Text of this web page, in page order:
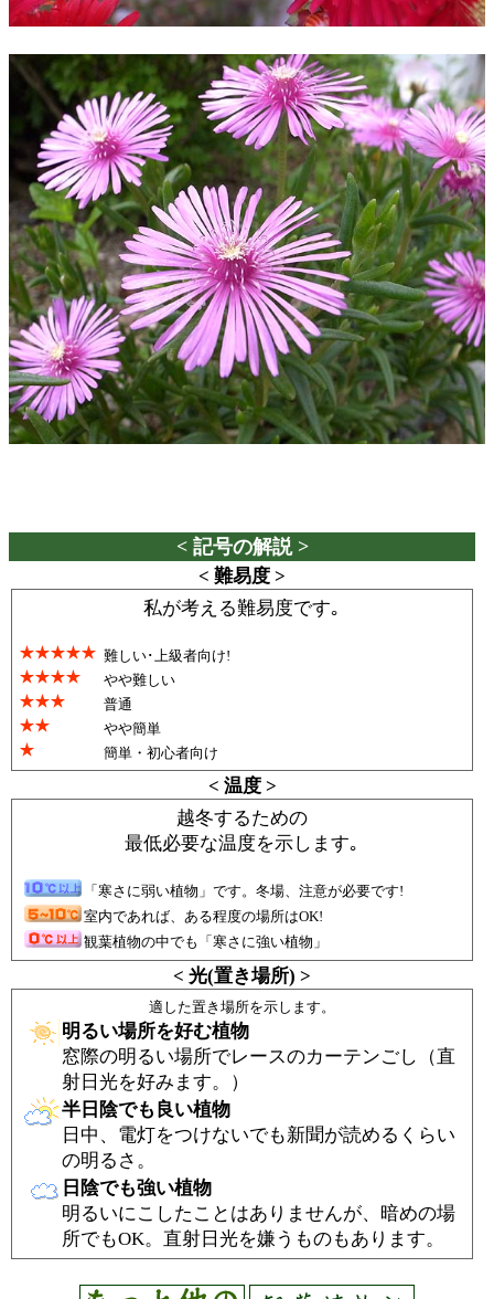
< 記号の解説 >
< 難易度 >
私が考える難易度です｡
難しい･上級者向け!
やや難しい
普通
やや簡単
簡単・初心者向け
< 温度 >
越冬するための
最低必要な温度を示します｡
「寒さに弱い植物」です。冬場、注意が必要です!
室内であれば、ある程度の場所はOK!
観葉植物の中でも「寒さに強い植物」
< 光(置き場所) >
適した置き場所を示します。
明るい場所を好む植物
窓際の明るい場所でレースのカーテンごし（直
射日光を好みます。）
半日陰でも良い植物
日中、電灯をつけないでも新聞が読めるくらい
の明るさ。
日陰でも強い植物
明るいにこしたことはありませんが、暗めの場
所でもOK。直射日光を嫌うものもあります。